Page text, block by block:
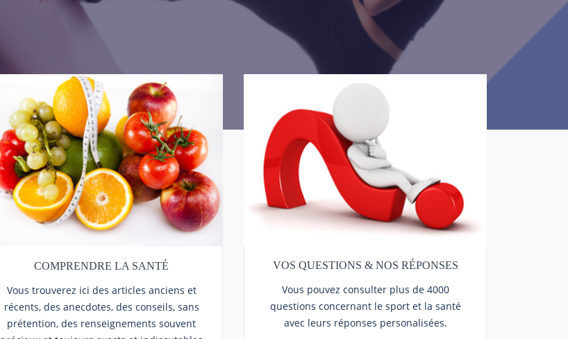
COMPRENDRE LA SANTÉ
Vous trouverez ici des articles anciens et
récents, des anecdotes, des conseils, sans
prétention, des renseignements souvent
VOS QUESTIONS & NOS RÉPONSES
Vous pouvez consulter plus de 4000
questions concernant le sport et la santé
avec leurs réponses personalisées.